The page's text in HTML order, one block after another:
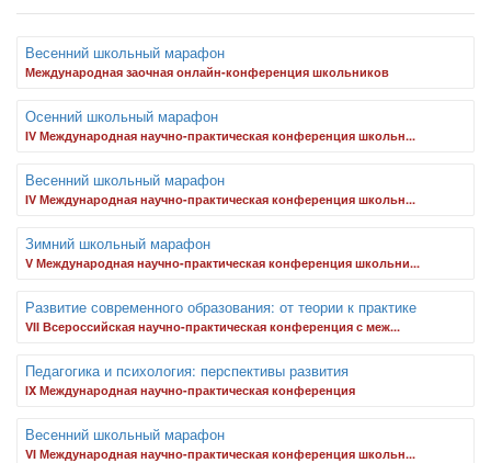
Весенний школьный марафон
Международная заочная онлайн-конференция школьников
Осенний школьный марафон
IV Международная научно-практическая конференция школьн...
Весенний школьный марафон
IV Международная научно-практическая конференция школьн...
Зимний школьный марафон
V Международная научно-практическая конференция школьни...
Развитие современного образования: от теории к практике
VII Всероссийская научно-практическая конференция с меж...
Педагогика и психология: перспективы развития
IX Международная научно-практическая конференция
Весенний школьный марафон
VI Международная научно-практическая конференция школьн...